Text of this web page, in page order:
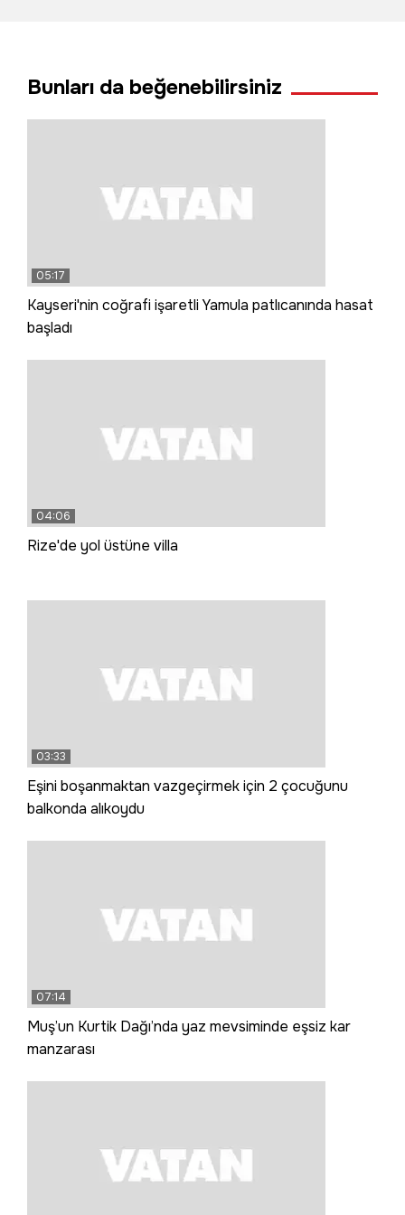
Bunları da beğenebilirsiniz
05:17
Kayseri'nin coğrafi işaretli Yamula patlıcanında hasat
başladı
04:06
Rize'de yol üstüne villa
03:33
Eşini boşanmaktan vazgeçirmek için 2 çocuğunu
balkonda alıkoydu
07:14
Muş’un Kurtik Dağı’nda yaz mevsiminde eşsiz kar
manzarası